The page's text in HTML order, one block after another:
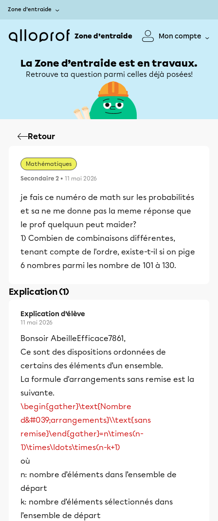
Zone d’entraide
Zone d’entraide Mon compte
La Zone d’entraide est en travaux.
Retrouve ta question parmi celles déjà posées!
Retour
Mathématiques
Secondaire 2 • 11 mai 2026
je fais ce numéro de math sur les probabilités
et sa ne me donne pas la meme réponse que
le prof quelquun peut maider?
1) Combien de combinaisons différentes,
tenant compte de l'ordre, existe-t-il si on pige
6 nombres parmi les nombre de 101 à 130.
Explication (1)
Explication d’élève
11 mai 2026
Bonsoir AbeilleEfficace7861,
Ce sont des dispositions ordonnées de
certains des éléments d’un ensemble.
La formule d'arrangements sans remise est la
suivante.
\begin{gather}\text{Nombre
d&#039;arrangements}\\text{sans
remise}\end{gather}=n\times(n-
1)\times\ldots\times(n-k+1)
où
n: nombre d’éléments dans l’ensemble de
départ
k: nombre d’éléments sélectionnés dans
l’ensemble de départ